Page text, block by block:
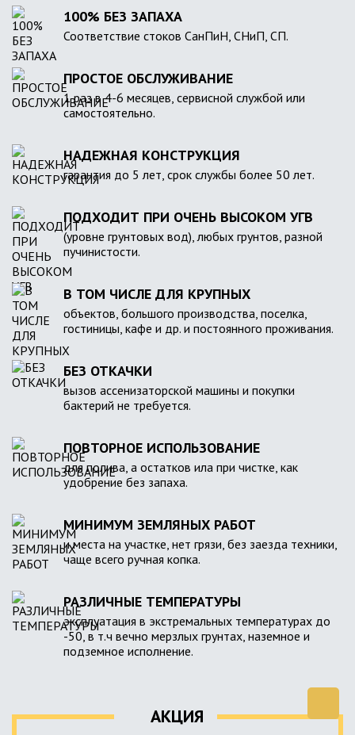
100% БЕЗ ЗАПАХА
Соответствие стоков СанПиН, СНиП, СП.
ПРОСТОЕ ОБСЛУЖИВАНИЕ
1 раз в 4-6 месяцев, сервисной службой или
самостоятельно.
НАДЕЖНАЯ КОНСТРУКЦИЯ
гарантия до 5 лет, срок службы более 50 лет.
ПОДХОДИТ ПРИ ОЧЕНЬ ВЫСОКОМ УГВ
(уровне грунтовых вод), любых грунтов, разной
пучинистости.
В ТОМ ЧИСЛЕ ДЛЯ КРУПНЫХ
объектов, большого производства, поселка,
гостиницы, кафе и др. и постоянного проживания.
БЕЗ ОТКАЧКИ
вызов ассенизаторской машины и покупки
бактерий не требуется.
ПОВТОРНОЕ ИСПОЛЬЗОВАНИЕ
для полива, а остатков ила при чистке, как
удобрение без запаха.
МИНИМУМ ЗЕМЛЯНЫХ РАБОТ
и места на участке, нет грязи, без заезда техники,
чаще всего ручная копка.
РАЗЛИЧНЫЕ ТЕМПЕРАТУРЫ
эксплуатация в экстремальных температурах до
-50, в т.ч вечно мерзлых грунтах, наземное и
подземное исполнение.
АКЦИЯ